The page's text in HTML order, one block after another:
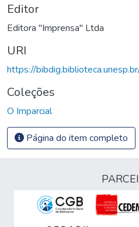
Editor
Editora "Imprensa" Ltda
URI
https://
Coleções
O Imparcial
Página do item completo